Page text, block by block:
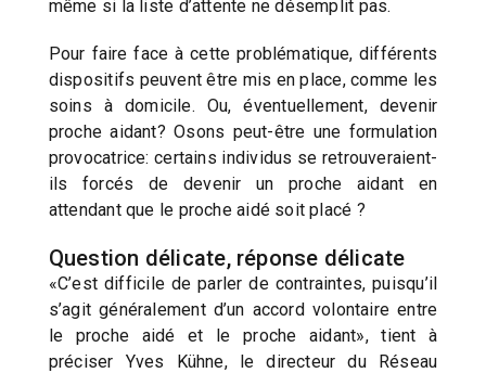
même si la liste d’attente ne désemplit pas.
Pour faire face à cette problématique, différents
dispositifs peuvent être mis en place, comme les
soins à domicile. Ou, éventuellement, devenir
proche aidant? Osons peut-être une formulation
provocatrice: certains individus se retrouveraient-
ils forcés de devenir un proche aidant en
attendant que le proche aidé soit placé ?
Question délicate, réponse délicate
«C’est difficile de parler de contraintes, puisqu’il
s’agit généralement d’un accord volontaire entre
le proche aidé et le proche aidant», tient à
préciser Yves Kühne, le directeur du Réseau